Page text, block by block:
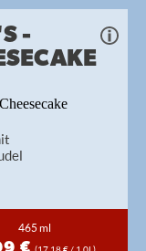
-
465 ml